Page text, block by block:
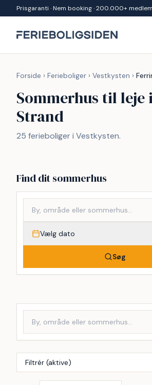
Spring til indhold
Prisgaranti · Nem booking · 200.000+
Forside › Ferieboliger › Vestkysten ›
Sommerhus til leje
Strand
25 ferieboliger i Vestkysten.
Find dit sommerhus
Vælg dato
Søg
Filtrér (aktive)